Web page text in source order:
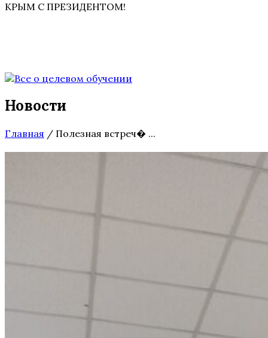
КРЫМ С ПРЕЗИДЕНТОМ!
Новости
Главная / Полезная встреч� ...